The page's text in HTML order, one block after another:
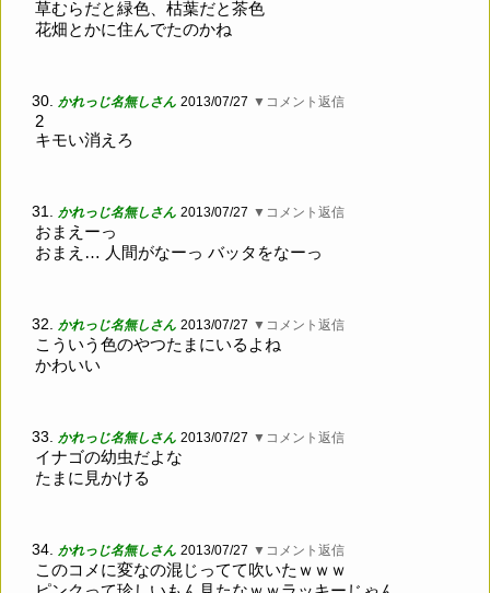
草むらだと緑色、枯葉だと茶色
花畑とかに住んでたのかね
30. かれっじ名無しさん 2013/07/27 ▼コメント返信
2
キモい消えろ
31. かれっじ名無しさん 2013/07/27 ▼コメント返信
おまえーっ
おまえ… 人間がなーっ バッタをなーっ
32. かれっじ名無しさん 2013/07/27 ▼コメント返信
こういう色のやつたまにいるよね
かわいい
33. かれっじ名無しさん 2013/07/27 ▼コメント返信
イナゴの幼虫だよな
たまに見かける
34. かれっじ名無しさん 2013/07/27 ▼コメント返信
このコメに変なの混じってて吹いたｗｗｗ